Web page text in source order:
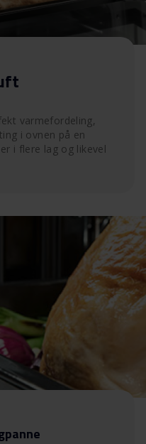
varmefordeling,
i ovnen på en
i flere lag og likevel